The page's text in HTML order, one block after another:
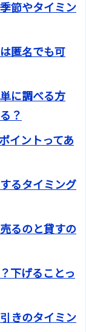
節やタイミン
匿名でも可
に調べる方
？
イントってあ
るタイミング
るのと貸すの
下げることっ
きのタイミン